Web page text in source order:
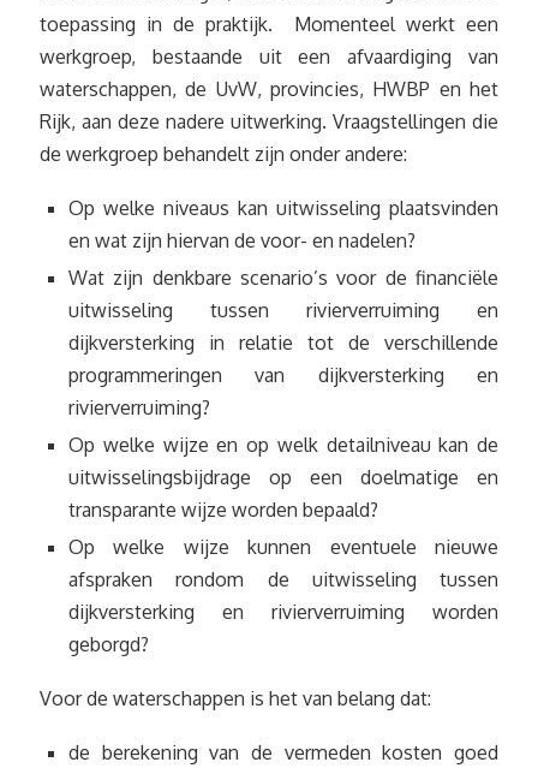
toepassing in de praktijk. Momenteel werkt een
werkgroep, bestaande uit een afvaardiging van
waterschappen, de UvW, provincies, HWBP en het
Rijk, aan deze nadere uitwerking. Vraagstellingen die
de werkgroep behandelt zijn onder andere:
Op welke niveaus kan uitwisseling plaatsvinden
en wat zijn hiervan de voor- en nadelen?
Wat zijn denkbare scenario’s voor de financiële
uitwisseling tussen rivierverruiming en
dijkversterking in relatie tot de verschillende
programmeringen van dijkversterking en
rivierverruiming?
Op welke wijze en op welk detailniveau kan de
uitwisselingsbijdrage op een doelmatige en
transparante wijze worden bepaald?
Op welke wijze kunnen eventuele nieuwe
afspraken rondom de uitwisseling tussen
dijkversterking en rivierverruiming worden
geborgd?
Voor de waterschappen is het van belang dat:
de berekening van de vermeden kosten goed